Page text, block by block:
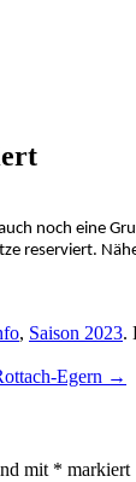
noch eine
reserviert.
, Saison 2023.
Egern →
mit * markiert